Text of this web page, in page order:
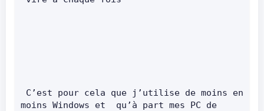
moins Windows et  qu’à part mes PC de